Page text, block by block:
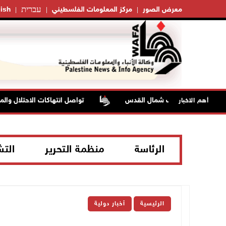
עברית مركز المعلومات الفلسطيني معرض الصور
أهم الاخبار تواصل انتهاكات الاحتلال
الرئاسة منظمة التحرير
الرئيسية أخبار دولية